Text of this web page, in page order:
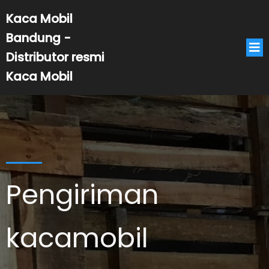
Kaca Mobil
Bandung -
Distributor resmi
Kaca Mobil
Pengiriman
kacamobil